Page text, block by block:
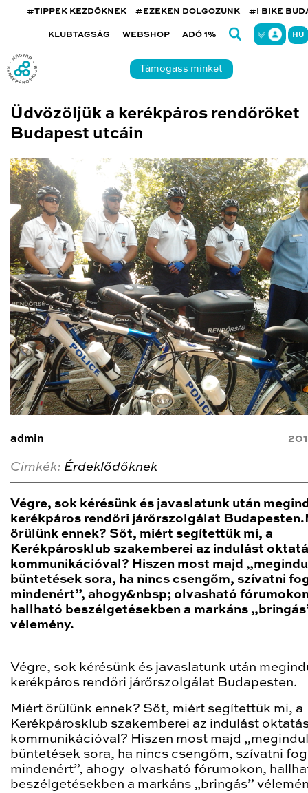
#TIPPEK KEZDŐKNEK #EZEKEN DOLGOZUNK #I BIKE
KLUBTAGSÁG WEBSHOP ADÓ 1% HU
Támogass minket
Üdvözöljük a kerékpáros rendőröket
Budapest utcáin
admin
Cimkék: Érdeklődőknek
Végre, sok kérésünk és javaslatunk után
kerékpáros rendőri járőrszolgálat
örülünk ennek? Sőt, miért segítettük mi, a
Kerékpárosklub szakemberei az indulást
kommunikációval? Hiszen most majd
büntetések sora, ha nincs csengőm, szívatni
mindenért”, ahogy&nbsp; olvasható
hallható beszélgetésekben a markáns
vélemény.
Végre, sok kérésünk és javaslatunk után
kerékpáros rendőri járőrszolgálat Budapesten.
Miért örülünk ennek? Sőt, miért segítettük mi, a
Kerékpárosklub szakemberei az indulást
kommunikációval? Hiszen most majd
büntetések sora, ha nincs csengőm, szívatni
mindenért”, ahogy olvasható fórumokon,
beszélgetésekben a markáns „bringás”